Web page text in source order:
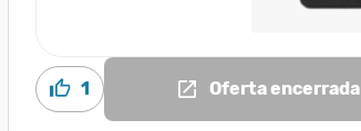
1 Oferta encerrada